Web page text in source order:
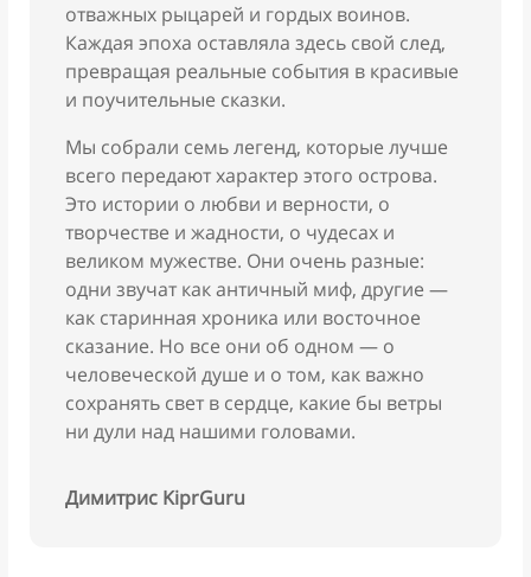
отважных рыцарей и гордых воинов.
Каждая эпоха оставляла здесь свой след,
превращая реальные события в красивые
и поучительные сказки.
Мы собрали семь легенд, которые лучше
всего передают характер этого острова.
Это истории о любви и верности, о
творчестве и жадности, о чудесах и
великом мужестве. Они очень разные:
одни звучат как античный миф, другие —
как старинная хроника или восточное
сказание. Но все они об одном — о
человеческой душе и о том, как важно
сохранять свет в сердце, какие бы ветры
ни дули над нашими головами.
Димитрис KiprGuru